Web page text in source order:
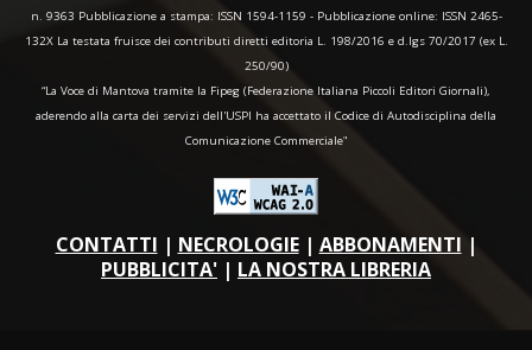
n. 9363 Pubblicazione a stampa: ISSN 1594-1159 - Pubblicazione online: ISSN 2465-
132X La testata fruisce dei contributi diretti editoria L. 198/2016 e d.lgs 70/2017 (ex L.
250/90)
“La Voce di Mantova tramite la Fipeg (Federazione Italiana Piccoli Editori Giornali),
aderendo alla carta dei servizi dell'USPI ha accettato il Codice di Autodisciplina della
Comunicazione Commerciale"
CONTATTI | NECROLOGIE| ABBONAMENTI |
PUBBLICITA' | LA NOSTRA LIBRERIA